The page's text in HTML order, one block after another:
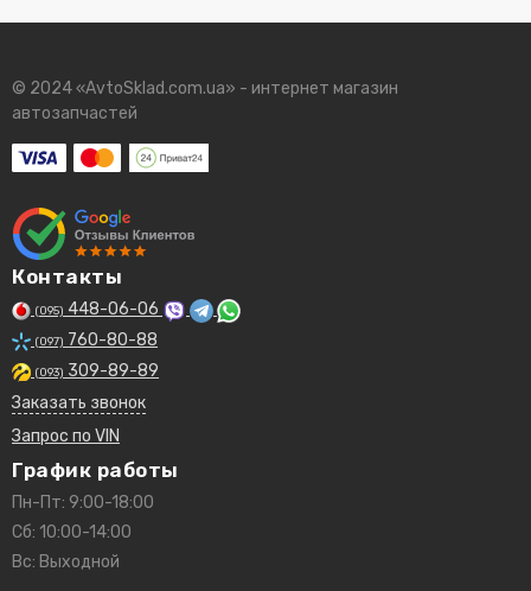
© 2024 «AvtoSklad.com.ua» - интернет магазин
автозапчастей
Контакты
(095) 448-06-06
(097) 760-80-88
(093) 309-89-89
Заказать звонок
Запрос по VIN
График работы
Пн-Пт: 9:00-18:00
Сб: 10:00-14:00
Вс: Выходной